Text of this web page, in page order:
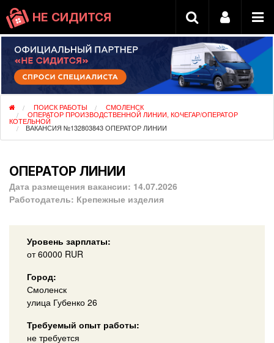
НЕ СИДИТСЯ
ПОИСК РАБОТЫ СМОЛЕНСК
ОПЕРАТОР ПРОИЗВОДСТВЕННОЙ ЛИНИИ, КОЧЕГАР/ОПЕРАТОР
КОТЕЛЬНОЙ
ВАКАНСИЯ №132803843 ОПЕРАТОР ЛИНИИ
ОПЕРАТОР ЛИНИИ
Дата размещения вакансии: 14.07.2026
Работодатель: Крепежные изделия
Уровень зарплаты:
от60000 RUR
Город:
Смоленск
улица Губенко 26
Требуемый опыт работы:
не требуется